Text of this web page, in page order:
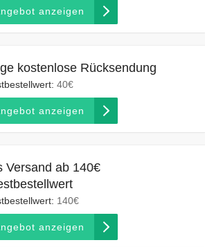
anzeigen
kostenlose Rücksendung
40€
anzeigen
Versand ab 140€
140€
anzeigen